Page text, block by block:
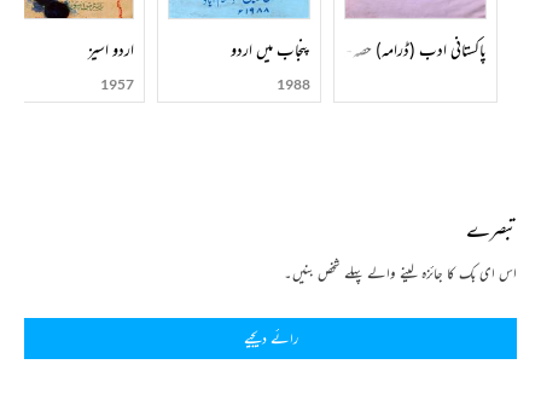
پاکستانی ادب (ڈرامہ) حصہ-001 پنجاب میں اردو
1988
اردو اسیز
1957
تبصرے
اس ای بک کا جائزہ لینے والے پہلے شخص بنیں۔
رائے دیجیے